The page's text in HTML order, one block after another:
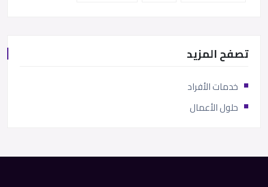
تصفح المزيد
خدمات الأفراد
حلول الأعمال